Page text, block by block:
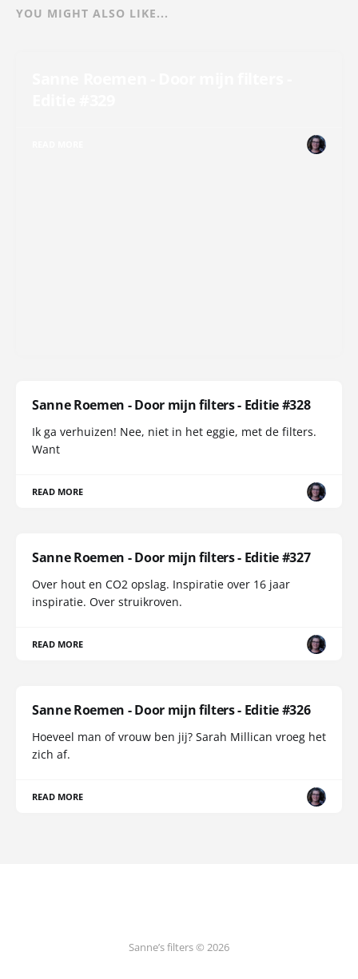
YOU MIGHT ALSO LIKE...
Sanne Roemen - Door mijn filters - Editie #328
Ik ga verhuizen! Nee, niet in het eggie, met de filters.
Want
READ MORE
Sanne Roemen - Door mijn filters - Editie #327
Over hout en CO2 opslag. Inspiratie over 16 jaar
inspiratie. Over struikroven.
READ MORE
Sanne Roemen - Door mijn filters - Editie #326
Hoeveel man of vrouw ben jij? Sarah Millican vroeg het
zich af.
READ MORE
Sanne’s filters © 2026